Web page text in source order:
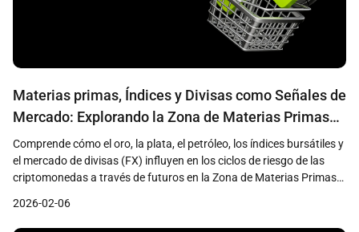
Materias primas, Índices y Divisas como Señales de
Mercado: Explorando la Zona de Materias Primas
de XT
Comprende cómo el oro, la plata, el petróleo, los índices bursátiles y
el mercado de divisas (FX) influyen en los ciclos de riesgo de las
criptomonedas a través de futuros en la Zona de Materias Primas
2026-02-06